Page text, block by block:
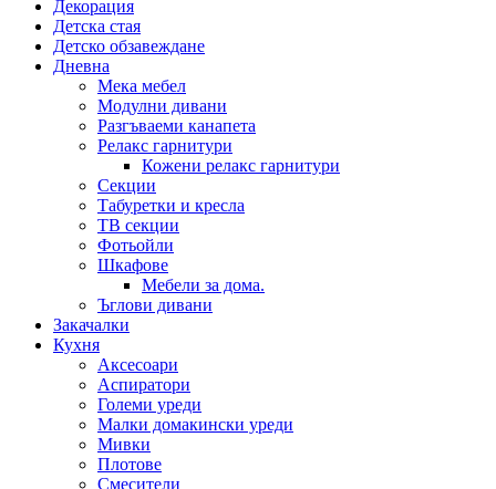
Декорация
Детска стая
Детско обзавеждане
Дневна
Мека мебел
Модулни дивани
Разгъваеми канапета
Релакс гарнитури
Кожени релакс гарнитури
Секции
Табуретки и кресла
ТВ секции
Фотьойли
Шкафове
Мебели за дома.
Ъглови дивани
Закачалки
Кухня
Аксесоари
Аспиратори
Големи уреди
Малки домакински уреди
Мивки
Плотове
Смесители